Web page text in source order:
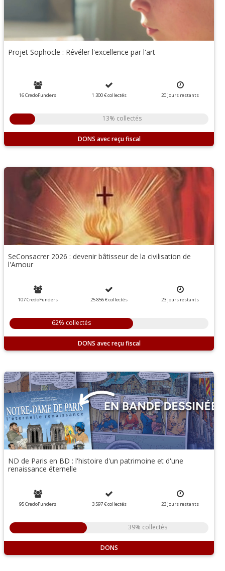
Projet Sophocle : Révéler l'excellence par l'art
16 CredoFunders 1 300 €collectés 20jours restants
13% collectés
DONS
SeConsacrer 2026 : devenir bâtisseur de la civilisation de
l'Amour
107 CredoFunders 25 856 €collectés 23jours restants
62% collectés
DONS
ND de Paris en BD : l'histoire d'un patrimoine et d'une
renaissance éternelle
95 CredoFunders 3 597 €collectés 23jours restants
39% collectés
DONS